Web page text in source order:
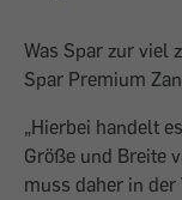
Was Spar zur viel
Spar Premium
„Hierbei handelt
Größe und Breite
muss daher in der